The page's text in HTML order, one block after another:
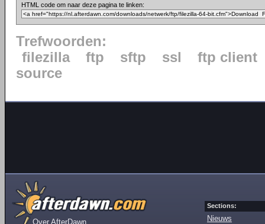
HTML code om naar deze pagina te linken:
Trefwoorden:
filezilla
ftp sftp ssl
ftp client
source
Over AfterDawn
Sections:
Nieuws